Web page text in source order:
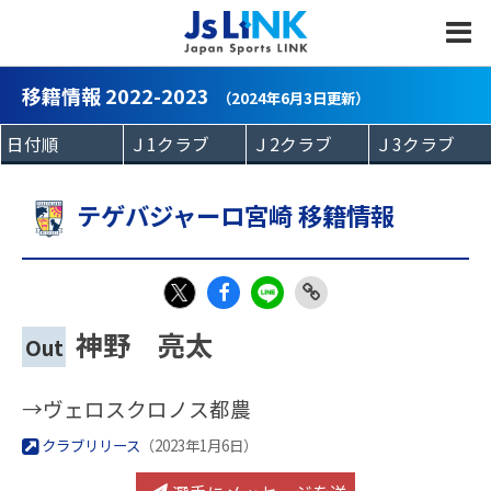
移籍情報 2022-2023 （2024年6月3日更新）
テゲバジャーロ宮崎 移籍情報
eb
k
Out 神野 亮太
→ヴェロスクロノス都農
クラブリリース （2023年1月6日）